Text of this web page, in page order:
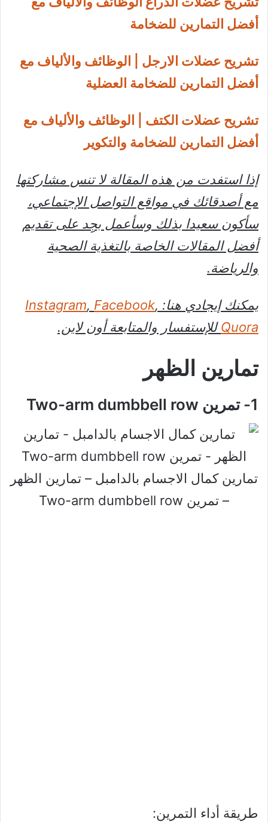
أفضل التمارين للضخامة
تشريح عضلات الارجل | الوظائف والألياف مع
أفضل التمارين للضخامة العضلية
تشريح عضلات الكتف | الوظائف والألياف مع
أفضل التمارين للضخامة والتكوير
إذا استفدت من هذه المقالة لا تنس مشاركتها
مع أصدقائك في مواقع التواصل الإجتماعي،
سأكون سعيدا بذلك وسأعمل بجِِد على تقديم
أفضل المقالات الخاصة بالتغذية الصحية
والرياضة.
يمكنك إيجادي هنا: Instagram, Facebook,
Quoraللإستفسار والمتابعة أون لاين.
تمارين الظهر
1- تمرين Two-arm dumbbell row
تمارين كمال الاجسام بالدامبل – تمارين الظهر
– تمرين Two-arm dumbbell row
طريقة أداء التمرين: